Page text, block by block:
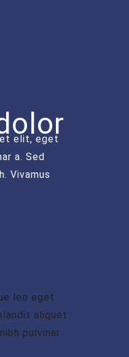
elit, eget
a. Sed
Vivamus
leo eget
aliquet
pulvinar